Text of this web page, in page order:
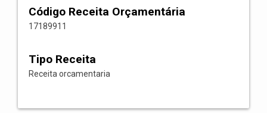
Código Receita Orçamentária
17189911
Tipo Receita
Receita orcamentaria